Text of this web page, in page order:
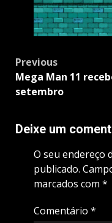
Post
navigation
Previous
Mega Man 11
setembro
Deixe um
O seu endereço
publicado.
marcados com *
Comentário *